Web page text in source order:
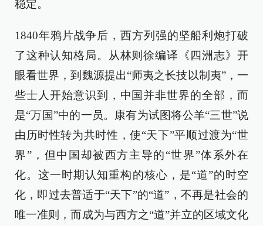
稳定。
1840年鸦片战争后，西方列强的坚船利炮打破
了这种认知格局。从林则徐编译《四洲志》开
眼看世界，到魏源提出“师夷之长技以制夷”，一
些士人开始意识到，中国并非世界的全部，而
是“万国”中的一员。康有为试图将公羊“三世”说
由历时性转为共时性，使“天下”平顺过渡为“世
界”，但中国却被西方主导的“世界”体系外在
化。这一时期认知重构的核心，是“道”的时空
化，即过去普适于“天下”的“道”，不再是社会的
唯一准则，而成为与西方之“道”并立的区域文化